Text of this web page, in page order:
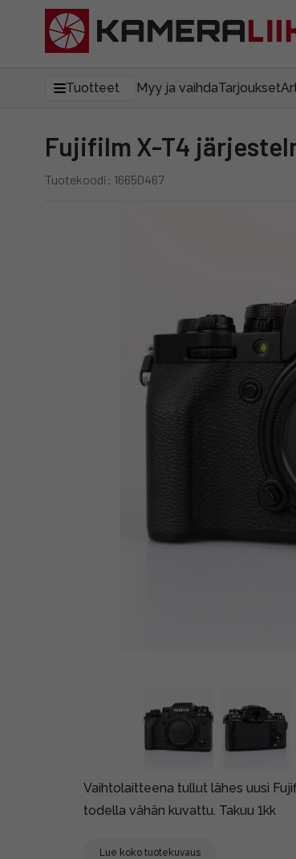
Tuotteet Myy ja vaihdaTarjoukset
Fujifilm X-T4
Tuotekoodi: 16650467
Vaihtolaitteena tullut lähes uusi
todella vähän kuvattu. Takuu 1kk
Lue koko tuotekuvaus